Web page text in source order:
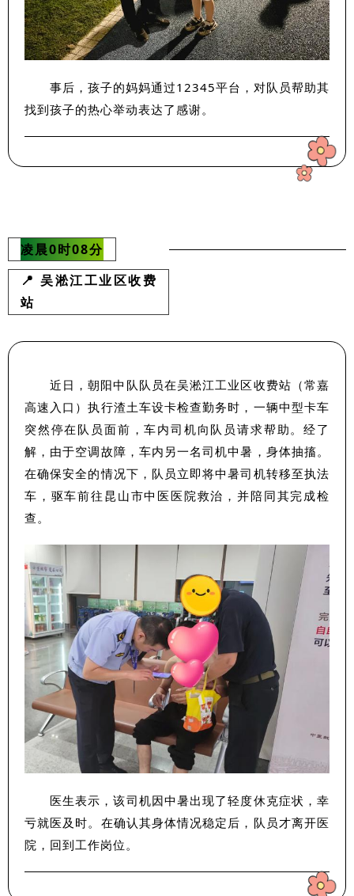
事后，孩子的妈妈通过12345平台，对队员帮助其
找到孩子的热心举动表达了感谢。
凌晨0时08分
📍 吴淞江工业区收费
站
近日，朝阳中队队员在吴淞江工业区收费站（常嘉
高速入口 ）执行渣土车设卡检查勤务时，一辆中型卡车
突然停在队员面前，车内司机向队员请求帮助。经了
解，由于空调故障，车内另一名司机中暑，身体抽搐。
在确保安全的情况下，队员立即将中暑司机转移至执法
车，驱车前往昆山市中医医院救治，并陪同其完成检
查。
医生表示，该司机因中暑出现了轻度休克症状，幸
亏就医及时。在确认其身体情况稳定后，队员才离开医
院，回到工作岗位。